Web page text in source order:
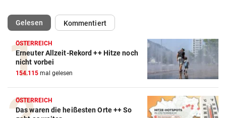
Gelesen(ausgewählt)Kommentiert
ÖSTERREICH
Erneuter Allzeit-Rekord ++ Hitze noch
nicht vorbei
154.115 mal gelesen
ÖSTERREICH
Das waren die heißesten Orte ++ So